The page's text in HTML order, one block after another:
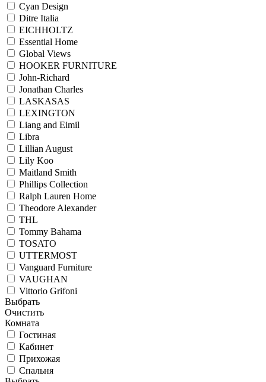
Cyan Design
Ditre Italia
EICHHOLTZ
Essential Home
Global Views
HOOKER FURNITURE
John-Richard
Jonathan Charles
LASKASAS
LEXINGTON
Liang and Eimil
Libra
Lillian August
Lily Koo
Maitland Smith
Phillips Collection
Ralph Lauren Home
Theodore Alexander
THL
Tommy Bahama
TOSATO
UTTERMOST
Vanguard Furniture
VAUGHAN
Vittorio Grifoni
Выбрать
Очистить
Комната
Гостиная
Кабинет
Прихожая
Спальня